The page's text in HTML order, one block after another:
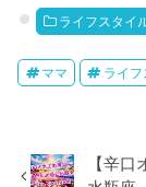
ライフスタイ
ママ ライ
【辛